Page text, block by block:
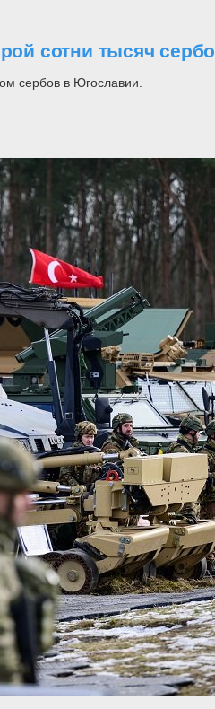
сотни тысяч
сербов в Югославии.